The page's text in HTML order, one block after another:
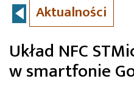
Aktualności
Układ NFC
w smartfonie